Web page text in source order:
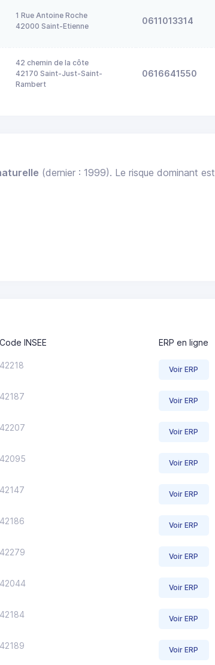
1 Rue Antoine Roche
42000 Saint-Etienne
0611013314
42 chemin de la côte
42170 Saint-Just-Saint-
Rambert
0616641550
(dernier : 1999). Le risque dominant est
Code INSEE ERP en ligne
42218 Voir ERP
42187 Voir ERP
42207 Voir ERP
42095 Voir ERP
42147 Voir ERP
42186 Voir ERP
42279 Voir ERP
42044 Voir ERP
42184 Voir ERP
42189 Voir ERP